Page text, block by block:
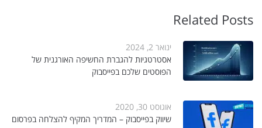
Related Posts
ינואר 2, 2024
אסטרטגיות להגברת החשיפה האורגנית של
הפוסטים שלכם בפייסבוק
אוגוסט 30, 2020
שיווק בפייסבוק – המדריך המקיף להצלחה בפרסום